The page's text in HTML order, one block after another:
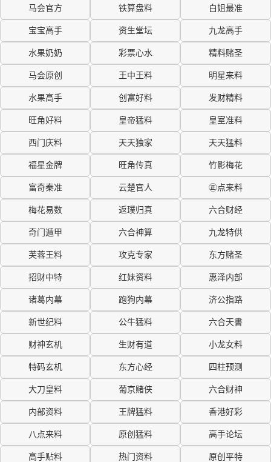
马会官方 铁算盘料 白姐最准
宝宝高手 资生堂坛 九龙高手
水果奶奶 彩票心水 精料赌圣
马会原创 王中王料 明星来料
水果高手 创富好料 发财精料
旺角好料 皇帝猛料 皇室准料
西门庆料 天天独家 天天猛料
福星金牌 旺角传真 竹影梅花
富奇秦准 云楚官人 ㊣点来料
梅花易数 返璞归真 六合财经
奇门遁甲 六合神算 九龙特供
芙蓉王料 攻克专家 东方赌圣
招财中特 红妹资料 惠泽内部
诸葛内幕 跑狗内幕 济公指路
新世纪料 公牛猛料 六合天書
财神玄机 生财有道 小龙女料
特码玄机 东方心经 四柱预测
大刀皇料 葡京赌侠 六合财神
内部资料 王牌猛料 香港好彩
八点来料 原创猛料 高手论坛
高手贴料 热门资料 原创平特